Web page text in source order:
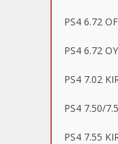
PS4 6.72
PS4 6.72
PS4 7.02
PS4 7.50/
PS4 7.55